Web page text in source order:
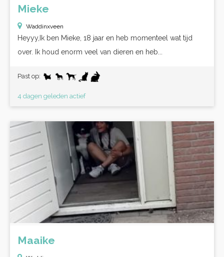
Mieke
Waddinxveen
Heyyy,Ik ben Mieke, 18 jaar en heb momenteel wat tijd
over. Ik houd enorm veel van dieren en heb...
Past op:
4 dagen geleden actief
Maaike